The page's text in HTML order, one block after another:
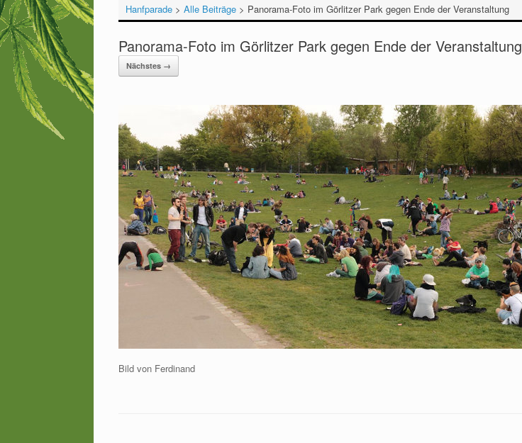
Hanfparade> Alle Beiträge> Panorama-Foto im Görlitzer Park gegen Ende der Veranstaltung
Panorama-Foto im Görlitzer Park gegen Ende der Veranstaltung
Nächstes →
Bild von Ferdinand